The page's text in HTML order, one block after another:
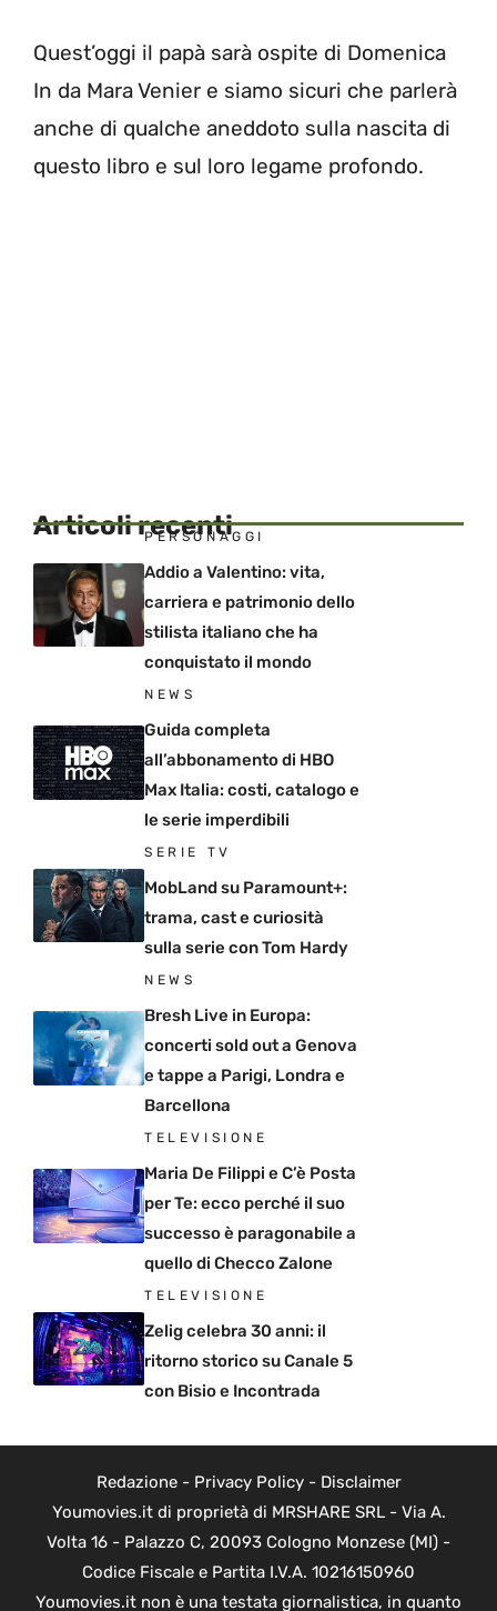
Quest’oggi il papà sarà ospite di Domenica
In da Mara Venier e siamo sicuri che parlerà
anche di qualche aneddoto sulla nascita di
questo libro e sul loro legame profondo.
Articoli recenti
PERSONAGGI
Addio a Valentino: vita,
carriera e patrimonio dello
stilista italiano che ha
conquistato il mondo
NEWS
Guida completa
all’abbonamento di HBO
Max Italia: costi, catalogo e
le serie imperdibili
SERIE TV
MobLand su Paramount+:
trama, cast e curiosità
sulla serie con Tom Hardy
NEWS
Bresh Live in Europa:
concerti sold out a Genova
e tappe a Parigi, Londra e
Barcellona
TELEVISIONE
Maria De Filippi e C’è Posta
per Te: ecco perché il suo
successo è paragonabile a
quello di Checco Zalone
TELEVISIONE
Zelig celebra 30 anni: il
ritorno storico su Canale 5
con Bisio e Incontrada
Redazione- Privacy Policy- Disclaimer
Youmovies.it di proprietà di MRSHARE SRL - Via A.
Volta 16 - Palazzo C, 20093 Cologno Monzese (MI) -
Codice Fiscale e Partita I.V.A. 10216150960
Youmovies.it non è una testata giornalistica, in quanto